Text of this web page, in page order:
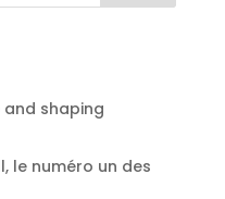
shaping
le numéro un des